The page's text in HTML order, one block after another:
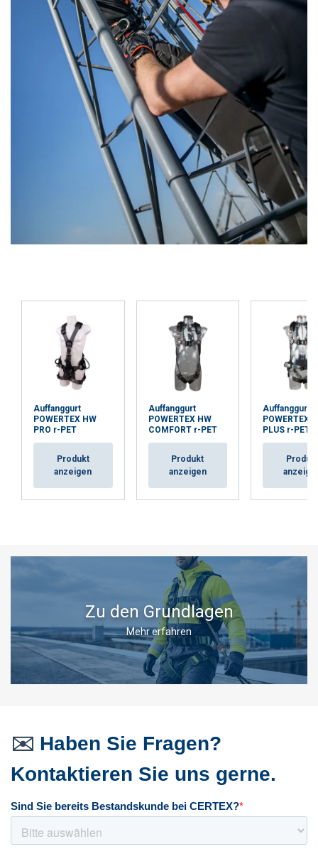
Auffanggurt
POWERTEX HW
PRO r-PET
Produkt
anzeigen
Auffanggurt
POWERTEX HW
COMFORT r-PET
Produkt
anzeigen
Auffanggurt
POWERTEX
PLUS r-PET
Produkt
Zu den Grundlagen
Mehr erfahren
Datenverkehr zu analysieren. Wir geben
Informationen über Ihre Nutzung unserer
Website auch an unsere Werbe- und
Analysepartner weiter, die diese möglicherweise
mit anderen Informationen kombinieren, die Sie
ihnen bereitgestellt haben oder die sie im
Rahmen Ihrer Nutzung ihrer Dienste gesammelt
Datenschutzrichtlinie
Unbedingt
erforderlich
Performance Targeting
Funktionalität Unklassifizierte
ALLE ABLEHNEN
DETAILS ANZEIGEN